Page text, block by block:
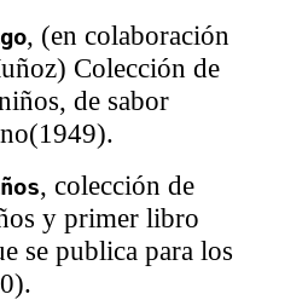
, (en colaboración
Colección de
de sabor
, colección de
y primer libro
se publica para los